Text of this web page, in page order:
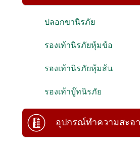
ปลอกขานิรภัย
รองเท้านิรภัยหุ้มข้อ
รองเท้านิรภัยหุ้มส้น
รองเท้าบู๊ทนิรภัย
อุปกรณ์ทำความสะอ